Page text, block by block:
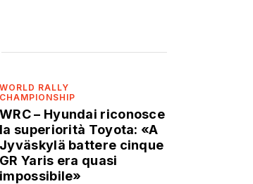
WORLD RALLY
CHAMPIONSHIP
WRC – Hyundai riconosce
la superiorità Toyota: «A
Jyväskylä battere cinque
GR Yaris era quasi
impossibile»